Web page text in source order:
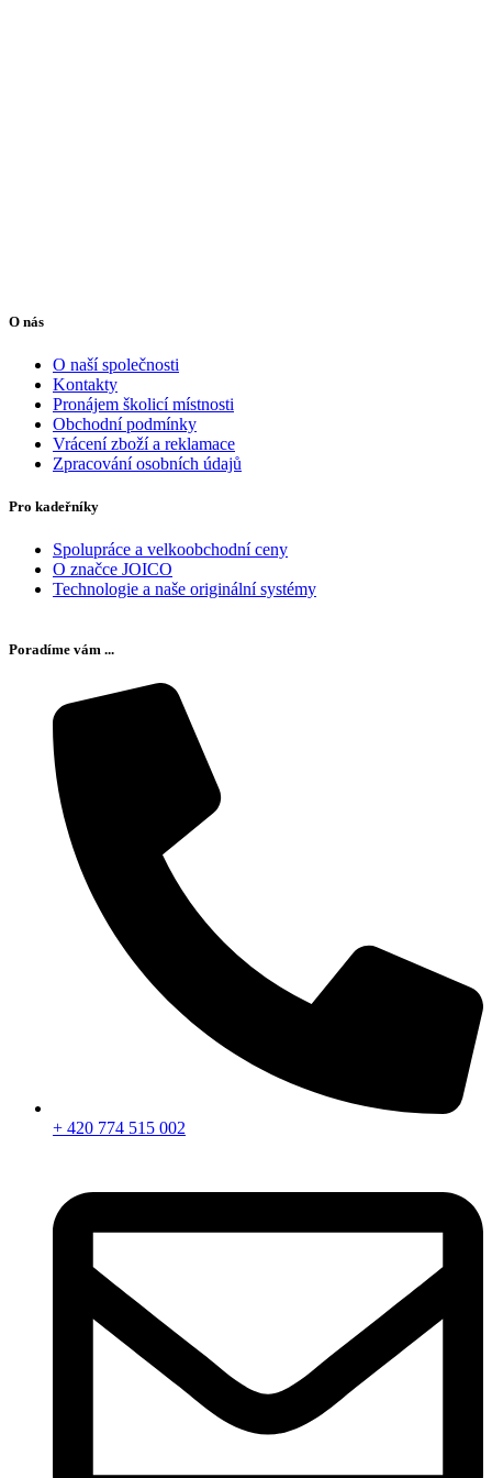
O nás
O naší společnosti
Kontakty
Pronájem školicí místnosti
Obchodní podmínky
Vrácení zboží a reklamace
Zpracování osobních údajů
Pro kadeřníky
Spolupráce a velkoobchodní ceny
O značce JOICO
Technologie a naše originální systémy
Poradíme vám ...
+ 420 774 515 002